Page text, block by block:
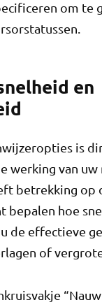
om te
en
is
werking van uw
betrekking op
bepalen hoe
de effectieve
of